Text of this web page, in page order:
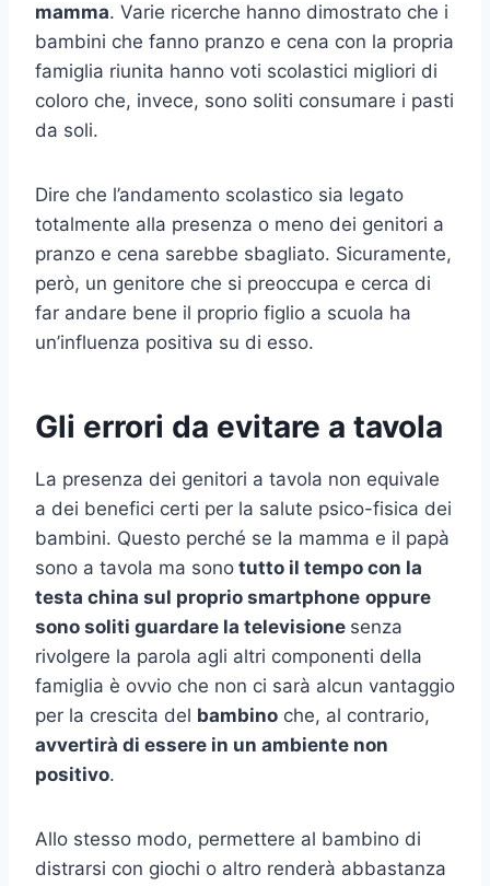
mamma. Varie ricerche hanno dimostrato che i
bambini che fanno pranzo e cena con la propria
famiglia riunita hanno voti scolastici migliori di
coloro che, invece, sono soliti consumare i pasti
da soli.
Dire che l’andamento scolastico sia legato
totalmente alla presenza o meno dei genitori a
pranzo e cena sarebbe sbagliato. Sicuramente,
però, un genitore che si preoccupa e cerca di
far andare bene il proprio figlio a scuola ha
un’influenza positiva su di esso.
Gli errori da evitare a tavola
La presenza dei genitori a tavola non equivale
a dei benefici certi per la salute psico-fisica dei
bambini. Questo perché se la mamma e il papà
sono a tavola ma sono tutto il tempo con la
testa china sul proprio smartphone oppure
sono soliti guardare la televisione senza
rivolgere la parola agli altri componenti della
famiglia è ovvio che non ci sarà alcun vantaggio
per la crescita del bambino che, al contrario,
avvertirà di essere in un ambiente non
positivo.
Allo stesso modo, permettere al bambino di
distrarsi con giochi o altro renderà abbastanza